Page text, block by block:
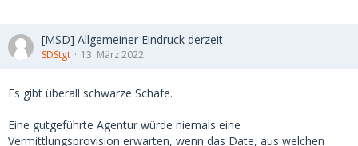
[MSD] Allgemeiner Eindruck derzeit
SDStgt 13. März 2022
Es gibt überall schwarze Schafe.
Eine gutgeführte Agentur würde niemals eine
Vermittlungsprovision erwarten, wenn das Date, aus welchen